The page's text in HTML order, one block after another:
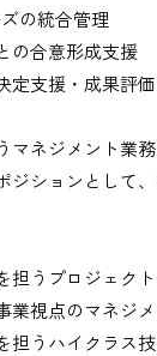
）
で送付
の統合管理
の合意形成支援
定支援・成果評価
ネジメント業務
ジションとして
担うプロジェク
業視点のマネジ
担うハイクラス